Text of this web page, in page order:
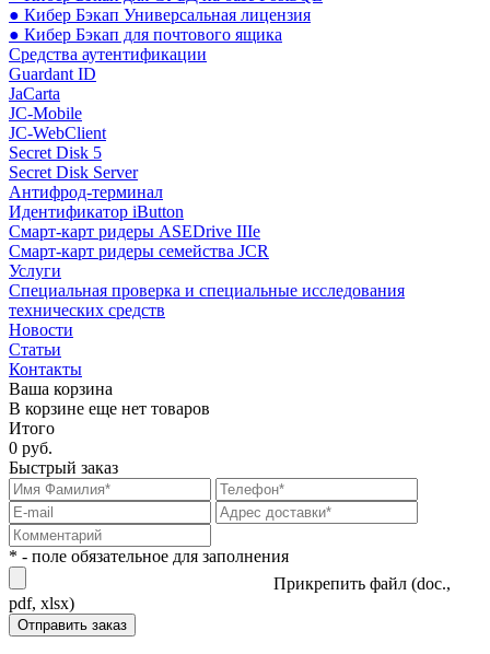
● Кибер Бэкап Универсальная лицензия
● Кибер Бэкап для почтового ящика
Средства аутентификации
Guardant ID
JaCarta
JC-Mobile
JC-WebClient
Secret Disk 5
Secret Disk Server
Антифрод-терминал
Идентификатор iButton
Смарт-карт ридеры ASEDrive IIIe
Смарт-карт ридеры семейства JCR
Услуги
Специальная проверка и специальные исследования
технических средств
Новости
Статьи
Контакты
Ваша корзина
В корзине еще нет товаров
Итого
0 руб.
Быстрый заказ
* - поле обязательное для заполнения
Прикрепить файл (doc.,
pdf, xlsx)